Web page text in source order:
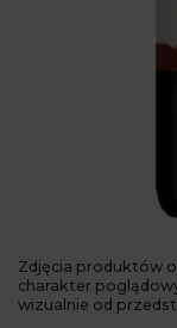
Zdjęcia produktów
charakter
wizualnie od